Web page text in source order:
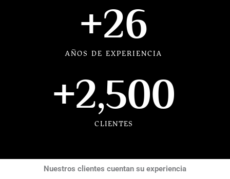
AÑOS DE EXPERIENCIA
+26
CLIENTES
+2,500
Nuestros clientes cuentan su experiencia